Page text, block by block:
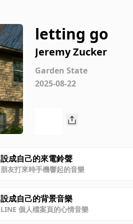
letting go
Jeremy Zucker
Garden State
2025-08-22
設成自己的來電鈴聲
朋友打來時手機響起的音樂
設成自己的背景音樂
LINE 個人檔案頁的心情音樂